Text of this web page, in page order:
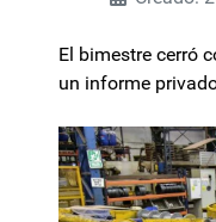
El bimestre cerró
un informe